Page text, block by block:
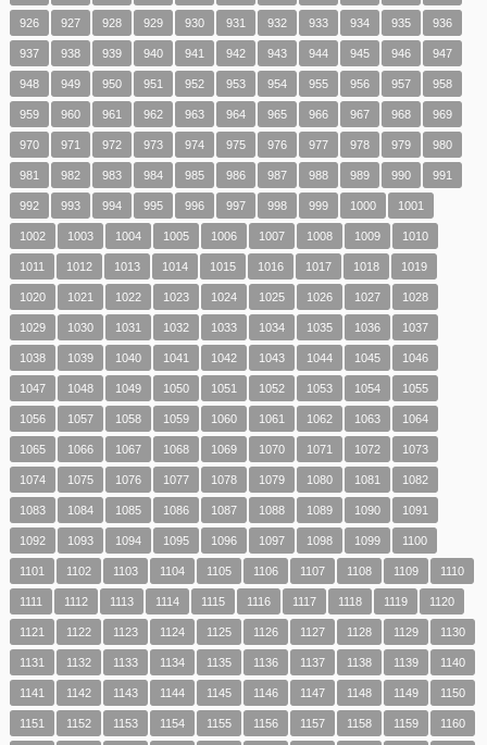
926 927 928 929 930 931 932 933 934 935 936
937 938 939 940 941 942 943 944 945 946 947
948 949 950 951 952 953 954 955 956 957 958
959 960 961 962 963 964 965 966 967 968 969
970 971 972 973 974 975 976 977 978 979 980
981 982 983 984 985 986 987 988 989 990 991
992 993 994 995 996 997 998 999 1000 1001
1002 1003 1004 1005 1006 1007 1008 1009 1010
1011 1012 1013 1014 1015 1016 1017 1018 1019
1020 1021 1022 1023 1024 1025 1026 1027 1028
1029 1030 1031 1032 1033 1034 1035 1036 1037
1038 1039 1040 1041 1042 1043 1044 1045 1046
1047 1048 1049 1050 1051 1052 1053 1054 1055
1056 1057 1058 1059 1060 1061 1062 1063 1064
1065 1066 1067 1068 1069 1070 1071 1072 1073
1074 1075 1076 1077 1078 1079 1080 1081 1082
1083 1084 1085 1086 1087 1088 1089 1090 1091
1092 1093 1094 1095 1096 1097 1098 1099 1100
1101 1102 1103 1104 1105 1106 1107 1108 1109 1110
1111 1112 1113 1114 1115 1116 1117 1118 1119 1120
1121 1122 1123 1124 1125 1126 1127 1128 1129 1130
1131 1132 1133 1134 1135 1136 1137 1138 1139 1140
1141 1142 1143 1144 1145 1146 1147 1148 1149 1150
1151 1152 1153 1154 1155 1156 1157 1158 1159 1160